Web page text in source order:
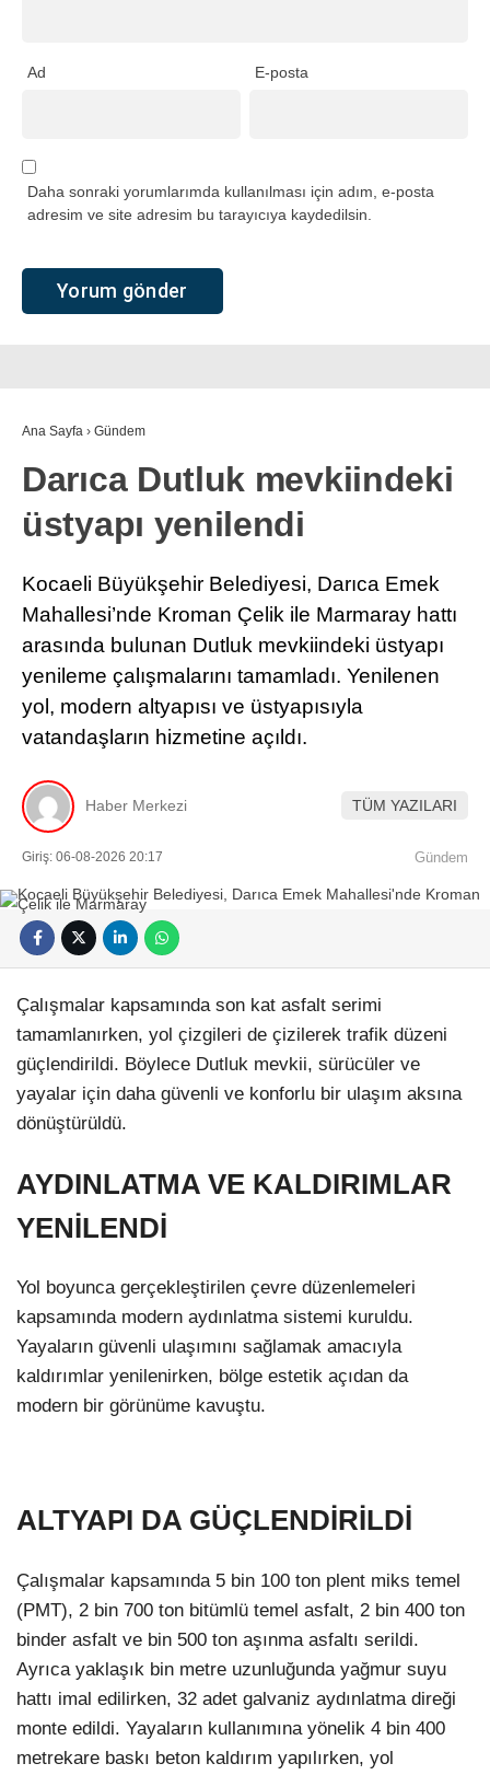
Ad E-posta
Daha sonraki yorumlarımda kullanılması için adım, e-posta
adresim ve site adresim bu tarayıcıya kaydedilsin.
Ana Sayfa › Gündem
Darıca Dutluk mevkiindeki
üstyapı yenilendi
Kocaeli Büyükşehir Belediyesi, Darıca Emek
Mahallesi’nde Kroman Çelik ile Marmaray hattı
arasında bulunan Dutluk mevkiindeki üstyapı
yenileme çalışmalarını tamamladı. Yenilenen
yol, modern altyapısı ve üstyapısıyla
vatandaşların hizmetine açıldı.
Haber Merkezi TÜM YAZILARI
Giriş: 06-08-2026 20:17 Gündem
Çalışmalar kapsamında son kat asfalt serimi
tamamlanırken, yol çizgileri de çizilerek trafik düzeni
güçlendirildi. Böylece Dutluk mevkii, sürücüler ve
yayalar için daha güvenli ve konforlu bir ulaşım aksına
dönüştürüldü.
AYDINLATMA VE KALDIRIMLAR
YENİLENDİ
Yol boyunca gerçekleştirilen çevre düzenlemeleri
kapsamında modern aydınlatma sistemi kuruldu.
Yayaların güvenli ulaşımını sağlamak amacıyla
kaldırımlar yenilenirken, bölge estetik açıdan da
modern bir görünüme kavuştu.
ALTYAPI DA GÜÇLENDİRİLDİ
Çalışmalar kapsamında 5 bin 100 ton plent miks temel
(PMT), 2 bin 700 ton bitümlü temel asfalt, 2 bin 400 ton
binder asfalt ve bin 500 ton aşınma asfaltı serildi.
Ayrıca yaklaşık bin metre uzunluğunda yağmur suyu
hattı imal edilirken, 32 adet galvaniz aydınlatma direği
monte edildi. Yayaların kullanımına yönelik 4 bin 400
metrekare baskı beton kaldırım yapılırken, yol